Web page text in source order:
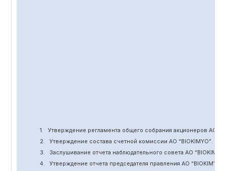
1. Утверждение регламента общего собрания акционеров АО “
2.
Утверждение состава счетной комиссии АО “BIOKIMYO”.
3.
Заслушивание отчета наблюдательного совета АО “BIOKIMYO
4.
Утверждение отчета председателя правления АО “BIOKIMYO